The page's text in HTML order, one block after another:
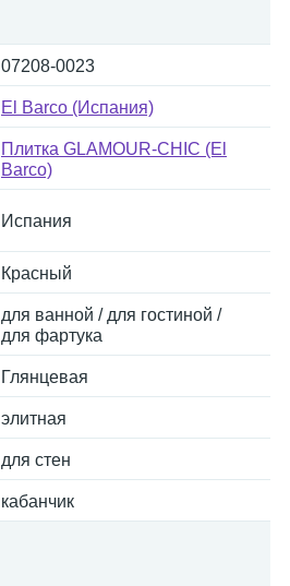
07208-0023
El Barco (Испания)
Плитка GLAMOUR-CHIC (El
Barco)
Испания
Красный
для ванной / для гостиной /
для фартука
Глянцевая
элитная
для стен
кабанчик